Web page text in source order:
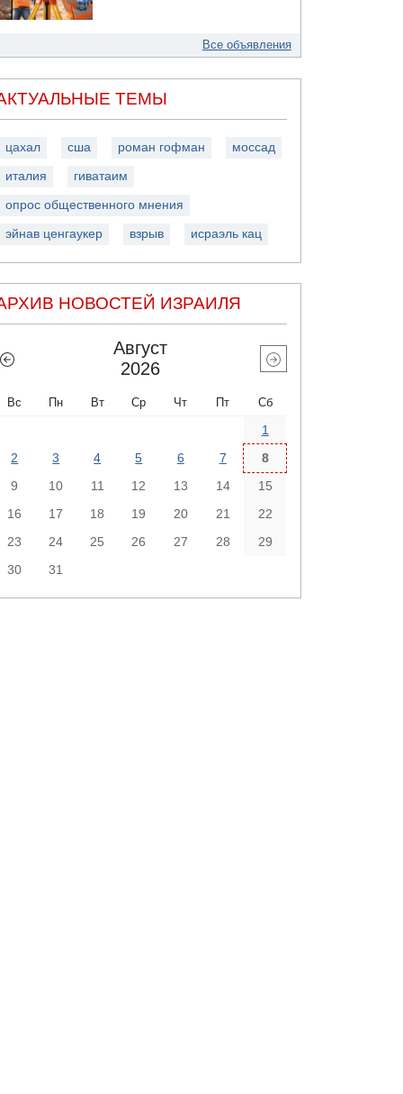
Все объявления
ТЕМЫ
цахал сша роман гофман моссад
италия гиватаим
опрос общественного мнения
эйнав ценгаукер взрыв исраэль кац
НОВОСТЕЙ ИЗРАИЛЯ
Август
2026
Вс Пн Вт Ср Чт Пт Сб
1
2
3 4 5 6 7
8
9
10 11 12 13 14
15
16
17 18 19 20 21
22
23
24 25 26 27 28
29
30
31